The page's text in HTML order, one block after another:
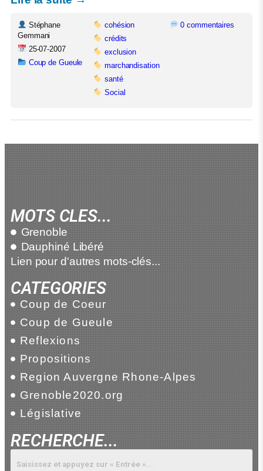
Stéphane
Gemmani
25-07-2007
Coup de Gueule
cohésion
crédits
exclusion
marchandisation
santé
Social
0 commentaires
MOTS CLES...
Grenoble
Dauphiné Libéré
Lien pour d'autres mots-clés...
CATEGORIES
Coup de Coeur
Coup de Gueule
Reflexions
Propositions
Region Auvergne Rhone-Alpes
Grenoble2020.org
Législative
RECHERCHE...